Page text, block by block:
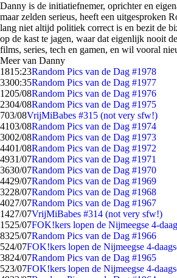
Danny is de initiatiefnemer, oprichter en
maar zelden serieus, heeft een uitgesproken
lang niet altijd politiek correct is en bezit de
op de kast te jagen, waar dat eigenlijk nooit
films, series, tech en gamen, en wil vooral
Meer van Danny
1815:23Random Pics van de Dag #1978
3300:35Random Pics van de Dag #1977
1205/08Random Pics van de Dag #1976
2304/08Random Pics van de Dag #1975
703/08VrijMiBabes #315 (not very sfw!)
4103/08Random Pics van de Dag #1974
3002/08Random Pics van de Dag #1973
4401/08Random Pics van de Dag #1972
4931/07Random Pics van de Dag #1971
3630/07Random Pics van de Dag #1970
4429/07Random Pics van de Dag #1969
3228/07Random Pics van de Dag #1968
4027/07Random Pics van de Dag #1967
1427/07VrijMiBabes #314 (not very sfw!)
1525/07FOK!kers lopen de Nijmeegse 4-
8325/07Random Pics van de Dag #1966
524/07FOK!kers lopen de Nijmeegse 4-
3824/07Random Pics van de Dag #1965
523/07FOK!kers lopen de Nijmeegse 4-